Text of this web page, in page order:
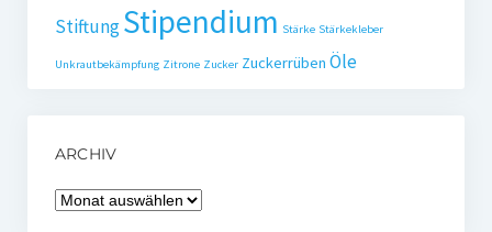
StiftungStipendium Stärke Stärkekleber
Unkrautbekämpfung Zitrone Zucker Zuckerrüben Öle
ARCHIV
Archiv